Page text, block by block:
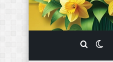
تغییر